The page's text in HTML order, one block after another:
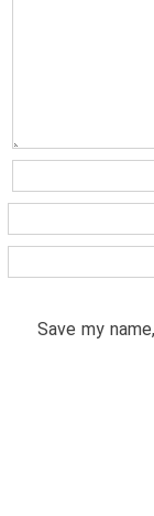
Save my